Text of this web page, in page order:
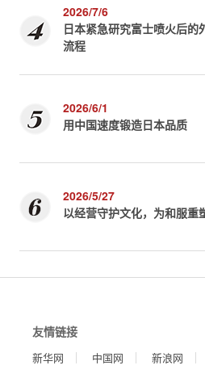
2026/7/6
日本紧急研究富士喷火后的
流程
2026/6/1
用中国速度锻造日本品质
2026/5/27
以经营守护文化，为和服重
友情链接
新华网 中国网 新浪网